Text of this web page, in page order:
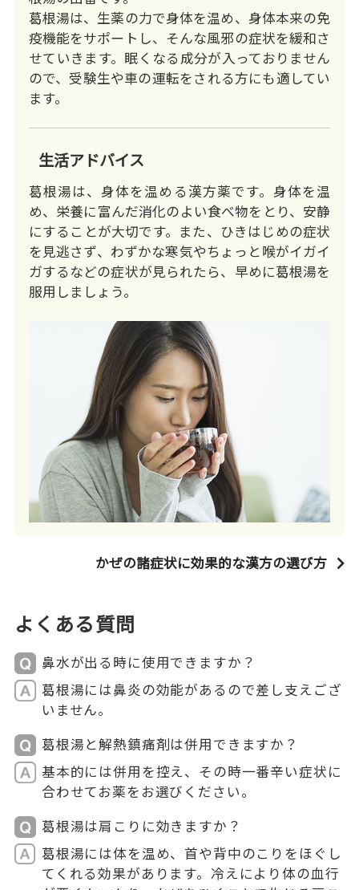
葛根湯は、生薬の力で身体を温め、身体本来の免
疫機能をサポートし、そんな風邪の症状を緩和さ
せていきます。眠くなる成分が入っておりません
ので、受験生や車の運転をされる方にも適してい
ます。
生活アドバイス
葛根湯は、身体を温める漢方薬です。身体を温
め、栄養に富んだ消化のよい食べ物をとり、安静
にすることが大切です。また、ひきはじめの症状
を見逃さず、わずかな寒気やちょっと喉がイガイ
ガするなどの症状が見られたら、早めに葛根湯を
服用しましょう。
かぜの諸症状に効果的な漢方の選び方
よくある質問
鼻水が出る時に使用できますか？
葛根湯には鼻炎の効能があるので差し支えござ
いません。
葛根湯と解熱鎮痛剤は併用できますか？
基本的には併用を控え、その時一番辛い症状に
合わせてお薬をお選びください。
葛根湯は肩こりに効きますか？
葛根湯には体を温め、首や背中のこりをほぐし
てくれる効果があります。冷えにより体の血行